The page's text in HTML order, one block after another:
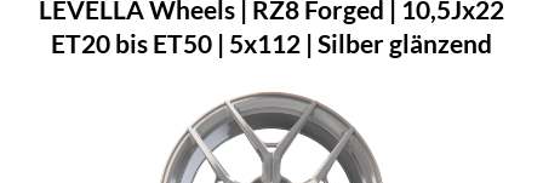
LEVELLA Wheels | RZ8 Forged | 10,5Jx22
ET20 bis ET50 | 5x112 | Silber glänzend